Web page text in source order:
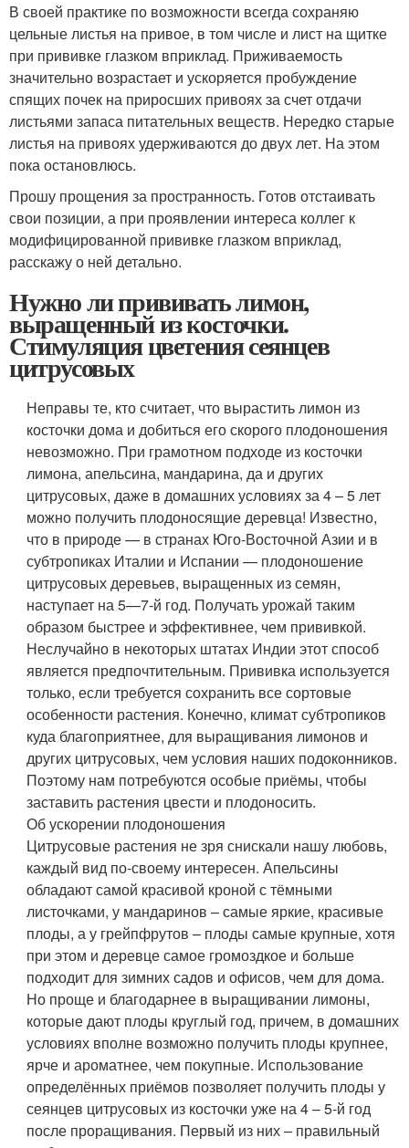
В своей практике по возможности всегда сохраняю
цельные листья на привое, в том числе и лист на щитке
при прививке глазком вприклад. Приживаемость
значительно возрастает и ускоряется пробуждение
спящих почек на приросших привоях за счет отдачи
листьями запаса питательных веществ. Нередко старые
листья на привоях удерживаются до двух лет. На этом
пока остановлюсь.
Прошу прощения за пространность. Готов отстаивать
свои позиции, а при проявлении интереса коллег к
модифицированной прививке глазком вприклад,
расскажу о ней детально.
Нужно ли прививать лимон,
выращенный из косточки.
Стимуляция цветения сеянцев
цитрусовых
Неправы те, кто считает, что вырастить лимон из
косточки дома и добиться его скорого плодоношения
невозможно. При грамотном подходе из косточки
лимона, апельсина, мандарина, да и других
цитрусовых, даже в домашних условиях за 4 – 5 лет
можно получить плодоносящие деревца! Известно,
что в природе — в странах Юго-Восточной Азии и в
субтропиках Италии и Испании — плодоношение
цитрусовых деревьев, выращенных из семян,
наступает на 5—7-й год. Получать урожай таким
образом быстрее и эффективнее, чем прививкой.
Неслучайно в некоторых штатах Индии этот способ
является предпочтительным. Прививка используется
только, если требуется сохранить все сортовые
особенности растения. Конечно, климат субтропиков
куда благоприятнее, для выращивания лимонов и
других цитрусовых, чем условия наших подоконников.
Поэтому нам потребуются особые приёмы, чтобы
заставить растения цвести и плодоносить.
Об ускорении плодоношения
Цитрусовые растения не зря снискали нашу любовь,
каждый вид по-своему интересен. Апельсины
обладают самой красивой кроной с тёмными
листочками, у мандаринов – самые яркие, красивые
плоды, а у грейпфрутов – плоды самые крупные, хотя
при этом и деревце самое громоздкое и больше
подходит для зимних садов и офисов, чем для дома.
Но проще и благодарнее в выращивании лимоны,
которые дают плоды круглый год, причем, в домашних
условиях вполне возможно получить плоды крупнее,
ярче и ароматнее, чем покупные. Использование
определённых приёмов позволяет получить плоды у
сеянцев цитрусовых из косточки уже на 4 – 5-й год
после проращивания. Первый из них – правильный